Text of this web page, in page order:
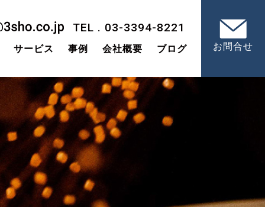
TEL . 03-3394-8221
サービス 事例 会社概要 ブログ お問合せ